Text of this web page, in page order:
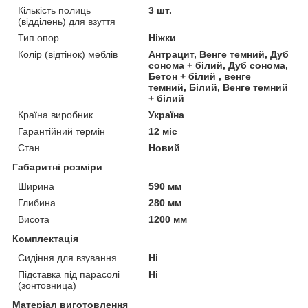
Кількість полиць
(відділень) для взуття
3 шт.
Тип опор
Ніжки
Колір (відтінок) меблів
Антрацит, Венге темний, Дуб
сонома + білий, Дуб сонома,
Бетон + білий , венге
темний, Білий, Венге темний
+ білий
Країна виробник
Україна
Гарантійний термін
12 міс
Стан
Новий
Габаритні розміри
Ширина
590 мм
Глибина
280 мм
Висота
1200 мм
Комплектація
Сидіння для взування
Ні
Підставка під парасолі
(зонтовница)
Ні
Матеріал виготовлення